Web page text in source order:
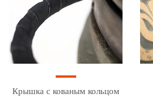
Крышка с кованым кольцом